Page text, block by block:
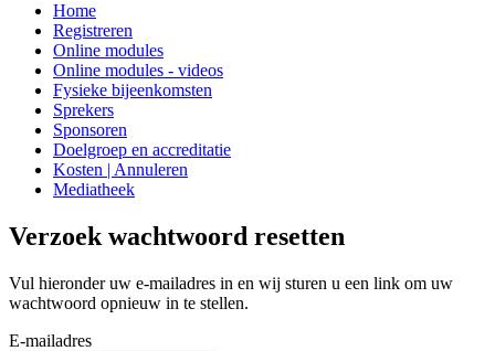
Home
Registreren
Online modules
Online modules - videos
Fysieke bijeenkomsten
Sprekers
Sponsoren
Doelgroep en accreditatie
Kosten | Annuleren
Mediatheek
Verzoek wachtwoord resetten
Vul hieronder uw e-mailadres in en wij sturen u een link om uw
wachtwoord opnieuw in te stellen.
E-mailadres